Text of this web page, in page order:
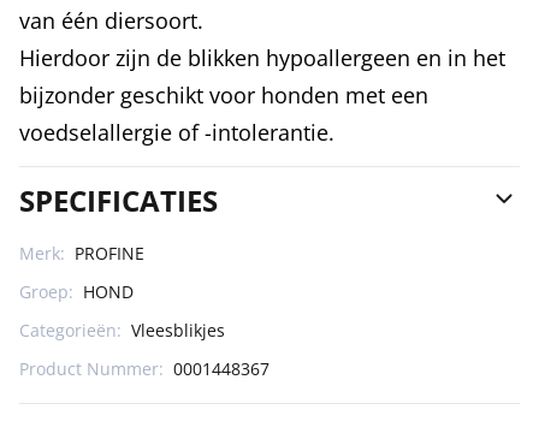
van één diersoort.
Hierdoor zijn de blikken hypoallergeen en in het
bijzonder geschikt voor honden met een
voedselallergie of -intolerantie.
SPECIFICATIES
Merk: PROFINE
Groep: HOND
Categorieën: Vleesblikjes
Product Nummer: 0001448367